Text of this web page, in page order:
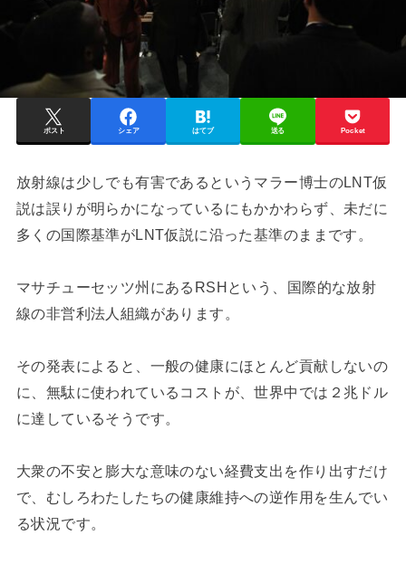
ポスト シェア はてブ 送る Pocket
放射線は少しでも有害であるというマラー博士のLNT仮
説は誤りが明らかになっているにもかかわらず、未だに
多くの国際基準がLNT仮説に沿った基準のままです。
マサチューセッツ州にあるRSHという、国際的な放射
線の非営利法人組織があります。
その発表によると、一般の健康にほとんど貢献しないの
に、無駄に使われているコストが、世界中では２兆ドル
に達しているそうです。
大衆の不安と膨大な意味のない経費支出を作り出すだけ
で、むしろわたしたちの健康維持への逆作用を生んでい
る状況です。